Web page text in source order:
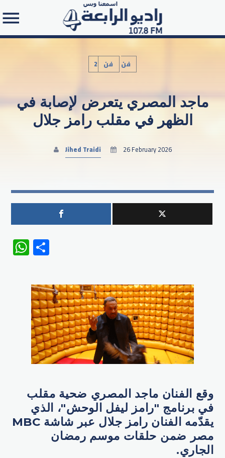
Search in the website:
2فن فن
ماجد المصري يتعرض لإصابة في
الظهر في مقلب رامز جلال
Jihed Traidi 26 February 2026
WhatsApp
وقع الفنان ماجد المصري ضحية مقلب
في برنامج "رامز ليفل الوحش"، الذي
يقدّمه الفنان رامز جلال عبر شاشة MBC
مصر ضمن حلقات موسم رمضان
الجاري.